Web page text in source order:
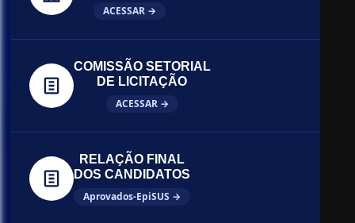
ACESSAR →
COMISSÃO SETORIAL
DE LICITAÇÃO
ACESSAR →
RELAÇÃO FINAL
DOS CANDIDATOS
Aprovados-EpiSUS →